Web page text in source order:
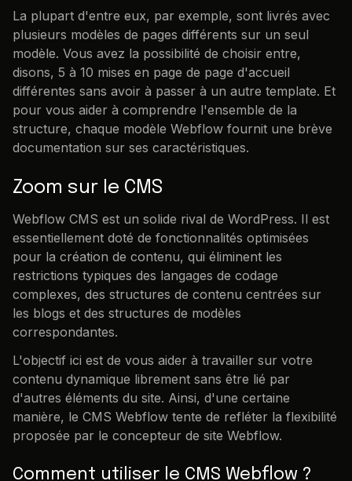
La plupart d'entre eux, par exemple, sont livrés avec
plusieurs modèles de pages différents sur un seul
modèle. Vous avez la possibilité de choisir entre,
disons, 5 à 10 mises en page de page d'accueil
différentes sans avoir à passer à un autre template. Et
pour vous aider à comprendre l'ensemble de la
structure, chaque modèle Webflow fournit une brève
documentation sur ses caractéristiques.
Zoom sur le CMS
Webflow CMS est un solide rival de WordPress. Il est
essentiellement doté de fonctionnalités optimisées
pour la création de contenu, qui éliminent les
restrictions typiques des langages de codage
complexes, des structures de contenu centrées sur
les blogs et des structures de modèles
correspondantes.
L'objectif ici est de vous aider à travailler sur votre
contenu dynamique librement sans être lié par
d'autres éléments du site. Ainsi, d'une certaine
manière, le CMS Webflow tente de refléter la flexibilité
proposée par le concepteur de site Webflow.
Comment utiliser le CMS Webflow ?